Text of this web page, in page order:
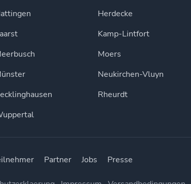
Herdecke
Kamp-Lintfort
Moers
Neukirchen-Vluyn
Rheurdt
Partner Jobs Presse